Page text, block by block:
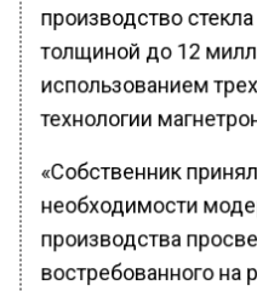
производство
толщиной до 12
использованием
технологии
«Собственник
необходимости
производства
востребованного на